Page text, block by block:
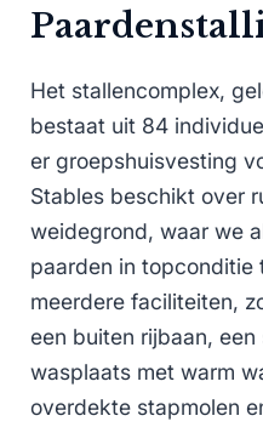
Het stallencomplex,
bestaat uit 84
er groepshuisvesting
Stables beschikt over
weidegrond, waar we
paarden in topconditie
meerdere faciliteiten,
een buiten rijbaan,
wasplaats met warm
overdekte stapmolen